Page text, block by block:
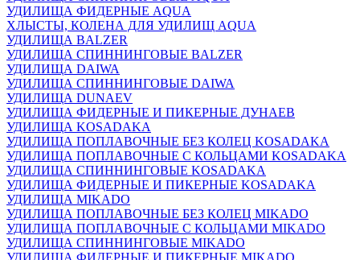
УДИЛИЩА ФИДЕРНЫЕ AQUA
ХЛЫСТЫ, КОЛЕНА ДЛЯ УДИЛИЩ AQUA
УДИЛИЩА BALZER
УДИЛИЩА СПИННИНГОВЫЕ BALZER
УДИЛИЩА DAIWA
УДИЛИЩА СПИННИНГОВЫЕ DAIWA
УДИЛИЩА DUNAEV
УДИЛИЩА ФИДЕРНЫЕ И ПИКЕРНЫЕ ДУНАЕВ
УДИЛИЩА KOSADAKA
УДИЛИЩА ПОПЛАВОЧНЫЕ БЕЗ КОЛЕЦ KOSADAKA
УДИЛИЩА ПОПЛАВОЧНЫЕ С КОЛЬЦАМИ KOSADAKA
УДИЛИЩА СПИННИНГОВЫЕ KOSADAKA
УДИЛИЩА ФИДЕРНЫЕ И ПИКЕРНЫЕ KOSADAKA
УДИЛИЩА MIKADO
УДИЛИЩА ПОПЛАВОЧНЫЕ БЕЗ КОЛЕЦ MIKADO
УДИЛИЩА ПОПЛАВОЧНЫЕ С КОЛЬЦАМИ MIKADO
УДИЛИЩА СПИННИНГОВЫЕ MIKADO
УДИЛИЩА ФИДЕРНЫЕ И ПИКЕРНЫЕ MIKADO